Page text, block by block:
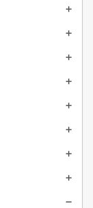








